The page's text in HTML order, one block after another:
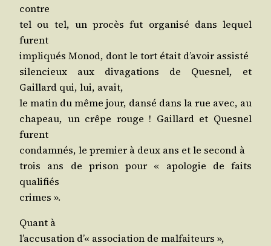
contre
tel ou tel, un pro­cès fut orga­ni­sé dans lequel
furent
impli­qués Monod, dont le tort était d’a­voir assisté
silen­cieux aux diva­ga­tions de Ques­nel, et
Gaillard qui, lui, avait,
le matin du même jour, dan­sé dans la rue avec, au
cha­peau, un crêpe rouge ! Gaillard et Ques­nel
furent
condam­nés, le pre­mier à deux ans et le second à
trois ans de pri­son pour « apo­lo­gie de faits
qualifiés
crimes ».
Quant à
l’ac­cu­sa­tion d’« asso­cia­tion de malfaiteurs »,